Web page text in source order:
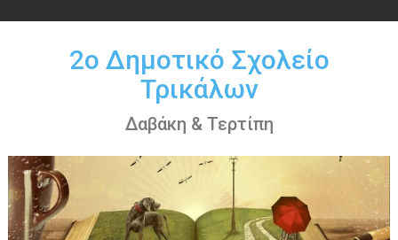
περιεχόμενο2ο Δημοτικό Σχολείο
Τρικάλων
Δαβάκη & Τερτίπη